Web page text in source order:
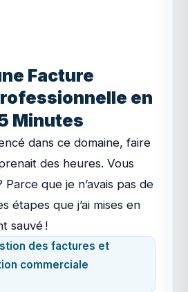
Facture
en
Minutes
dans ce domaine, faire
des heures. Vous
que je n’avais pas de
étapes que j’ai mises en
sauvé !
des factures et
commerciale